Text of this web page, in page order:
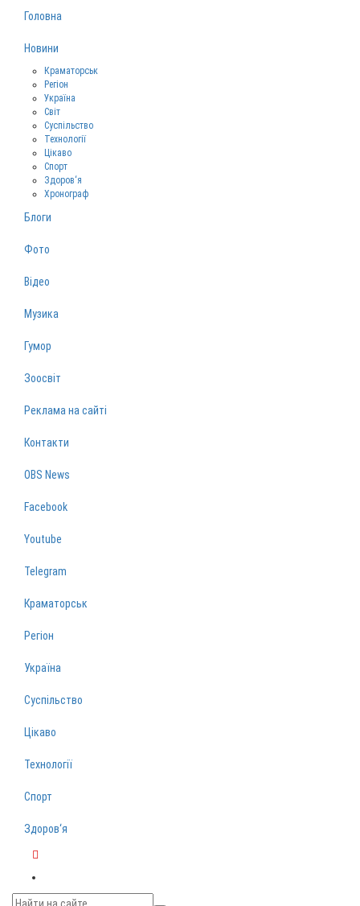
Головна
Новини
Краматорськ
Регіон
Україна
Світ
Суспільство
Технології
Цікаво
Спорт
Здоров‘я
Хронограф
Блоги
Фото
Відео
Музика
Гумор
Зоосвіт
Реклама на сайті
Контакти
OBS News
Facebook
Youtube
Telegram
Краматорськ
Регіон
Україна
Суспільство
Цікаво
Технології
Спорт
Здоров‘я